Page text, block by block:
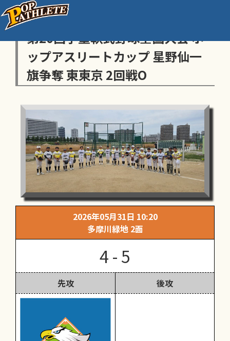
センス・トラストトーナメント
第20回学童軟式野球全国大会 ポ
ップアスリートカップ 星野仙一
旗争奪 東東京 2回戦O
2026年05月31日 10:20
多摩川緑地 2面
4 - 5
先攻 後攻